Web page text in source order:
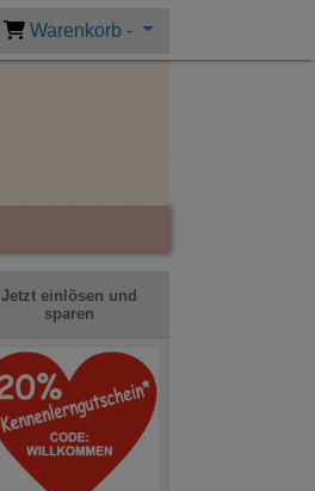
Warenkorb -
Jetzt einlösen und
sparen